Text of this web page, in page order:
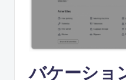
バケーショ